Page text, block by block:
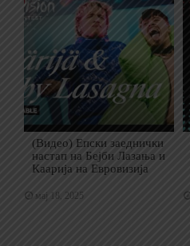
(Видео) Епски заеднички
настап на Бејби Лазања и
Каарија на Евровизија
мај 18, 2025